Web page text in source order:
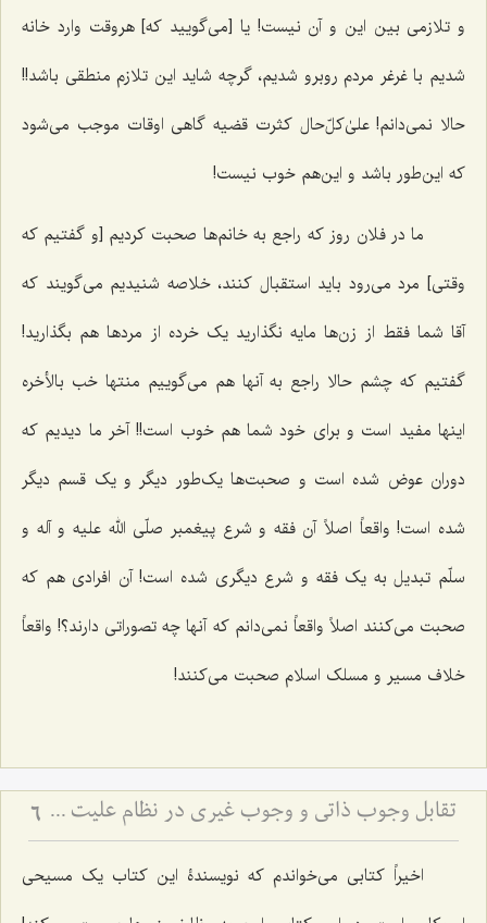
و تلازمی بین این و آن نیست! یا [می‌گویید که] هروقت وارد خانه
شدیم با غرغر مردم روبرو شدیم، گرچه شاید این تلازم منطقی باشد!!
حالا نمی‌دانم! علیٰ‌کلّ‌حال کثرت قضیه گاهی اوقات موجب می‌شود
که این‌طور باشد و این‌هم خوب نیست!
ما در فلان روز که راجع به خانم‌ها صحبت کردیم [و گفتیم که
وقتی] مرد می‌رود باید استقبال کنند، خلاصه شنیدیم می‌گویند که
آقا شما فقط از زن‌ها مایه نگذارید یک خرده از مرد‌ها هم بگذارید!
گفتیم که چشم حالا راجع به آنها هم می‌گوییم منتها خب بالأخره
اینها مفید است و برای خود شما هم خوب است!! آخر ما دیدیم که
دوران عوض شده است و صحبت‌ها یک‌طور دیگر و یک قسم دیگر
شده است! واقعاً اصلاً آن فقه و شرع پیغمبر صلّی الله علیه و آله و
سلّم تبدیل به یک فقه و شرع دیگری شده است! آن افرادی هم که
صحبت می‌کنند اصلاً واقعاً نمی‌دانم که آنها چه تصوراتی دارند؟! واقعاً
خلاف مسیر و مسلک اسلام صحبت می‌کنند!
تقابل وجوب ذاتی و وجوب غیری در نظام علیت - تحلیل تلازم‌های منطقی و قضایای شرطیه در فلسفه 6
اخیراً کتابی می‌خواندم که نویسندۀ این کتاب یک مسیحی